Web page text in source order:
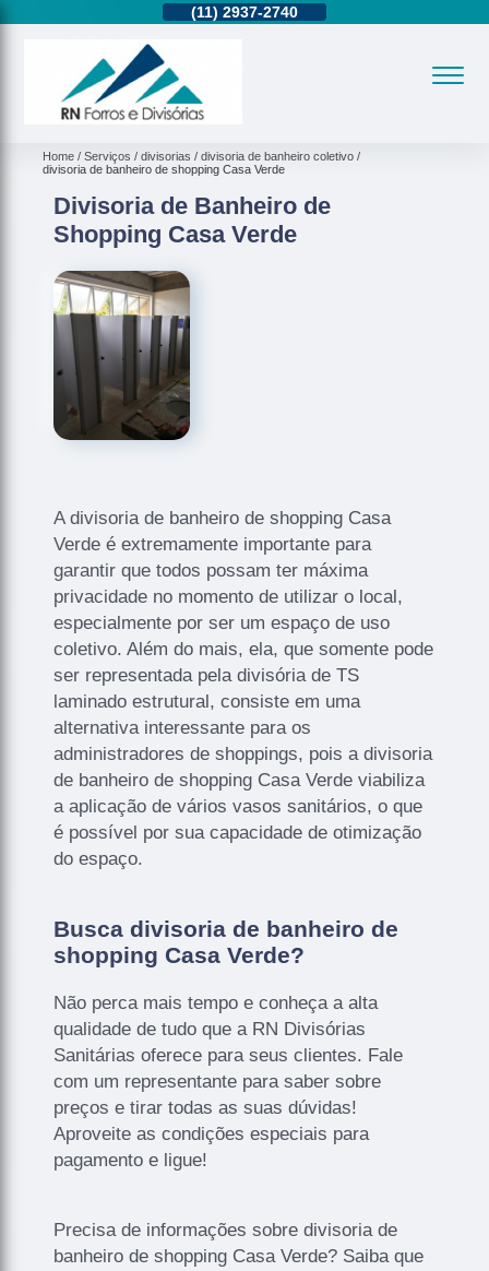
(11)2937-2740
Home Serviços divisorias
divisoria de banheiro coletivo
divisoria de banheiro de shopping Casa Verde
Divisoria de Banheiro de
Shopping Casa Verde
A divisoria de banheiro de shopping Casa
Verde é extremamente importante para
garantir que todos possam ter máxima
privacidade no momento de utilizar o local,
especialmente por ser um espaço de uso
coletivo. Além do mais, ela, que somente pode
ser representada pela divisória de TS
laminado estrutural, consiste em uma
alternativa interessante para os
administradores de shoppings, pois a divisoria
de banheiro de shopping Casa Verde viabiliza
a aplicação de vários vasos sanitários, o que
é possível por sua capacidade de otimização
do espaço.
Busca divisoria de banheiro de
shopping Casa Verde?
Não perca mais tempo e conheça a alta
qualidade de tudo que a RN Divisórias
Sanitárias oferece para seus clientes. Fale
com um representante para saber sobre
preços e tirar todas as suas dúvidas!
Aproveite as condições especiais para
pagamento e ligue!
Precisa de informações sobre divisoria de
banheiro de shopping Casa Verde? Saiba que